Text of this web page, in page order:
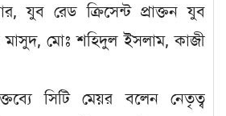
যুব রেড ক্রিসেন্ট প্রাক্তন যুব
মাসুদ, মোঃ শহিদুল ইসলাম, কাজী
সিটি মেয়র বলেন নেতৃত্ব